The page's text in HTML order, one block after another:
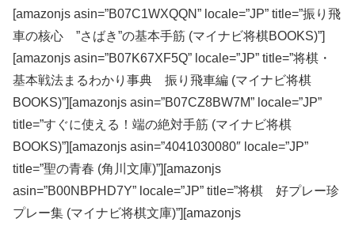
[amazonjs asin=”B07C1WXQQN” locale=”JP” title=”振り飛
車の核心 ”さばき”の基本手筋 (マイナビ将棋BOOKS)”]
[amazonjs asin=”B07K67XF5Q” locale=”JP” title=”将棋・
基本戦法まるわかり事典 振り飛車編 (マイナビ将棋
BOOKS)”][amazonjs asin=”B07CZ8BW7M” locale=”JP”
title=”すぐに使える！端の絶対手筋 (マイナビ将棋
BOOKS)”][amazonjs asin=”4041030080″ locale=”JP”
title=”聖の青春 (角川文庫)”][amazonjs
asin=”B00NBPHD7Y” locale=”JP” title=”将棋 好プレー珍
プレー集 (マイナビ将棋文庫)”][amazonjs